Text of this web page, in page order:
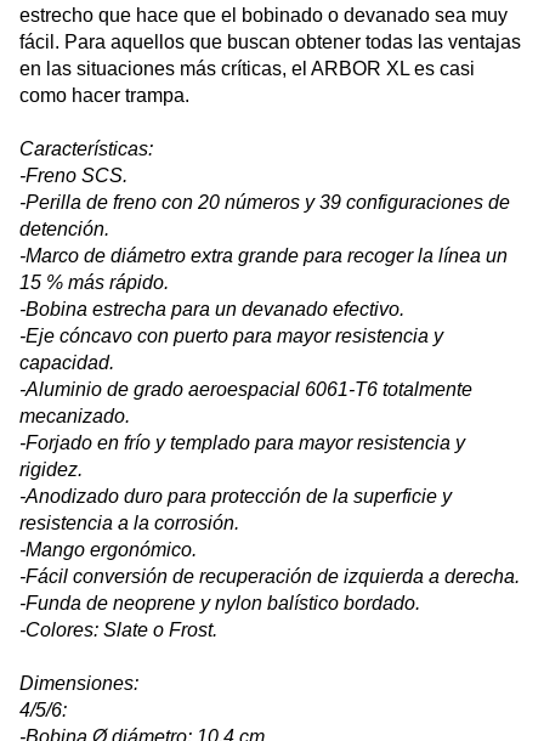
estrecho que hace que el bobinado o devanado sea muy
fácil. Para aquellos que buscan obtener todas las ventajas
en las situaciones más críticas, el ARBOR XL es casi
como hacer trampa.
Características:
-Freno SCS.
-Perilla de freno con 20 números y 39 configuraciones de
detención.
-Marco de diámetro extra grande para recoger la línea un
15 % más rápido.
-Bobina estrecha para un devanado efectivo.
-Eje cóncavo con puerto para mayor resistencia y
capacidad.
-Aluminio de grado aeroespacial 6061-T6 totalmente
mecanizado.
-Forjado en frío y templado para mayor resistencia y
rigidez.
-Anodizado duro para protección de la superficie y
resistencia a la corrosión.
-Mango ergonómico.
-Fácil conversión de recuperación de izquierda a derecha.
-Funda de neoprene y nylon balístico bordado.
-Colores: Slate o Frost.
Dimensiones:
4/5/6:
-Bobina Ø diámetro: 10,4 cm